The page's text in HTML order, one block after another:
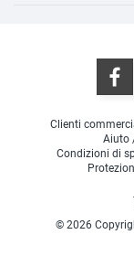
Clienti
Aiuto
Condizioni di
© 2026